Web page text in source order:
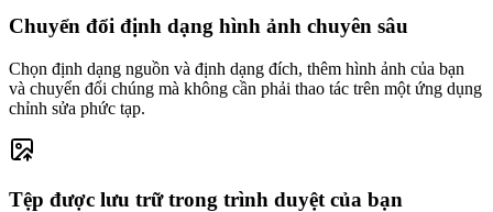
Chuyển đổi định dạng hình ảnh chuyên sâu
Chọn định dạng nguồn và định dạng đích, thêm hình ảnh của bạn
và chuyển đổi chúng mà không cần phải thao tác trên một ứng dụng
chỉnh sửa phức tạp.
Tệp được lưu trữ trong trình duyệt của bạn